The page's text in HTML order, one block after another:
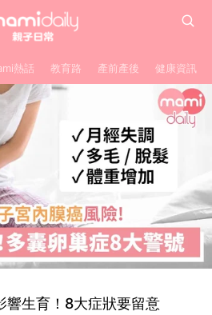
熱話 教育路 產前產後 健康資訊
響生育！8大症狀要留意